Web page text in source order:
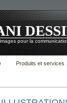
pour la
Produits et services